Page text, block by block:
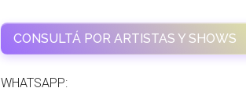
CONSULTÁ POR ARTISTAS Y SHOWS
WHATSAPP: